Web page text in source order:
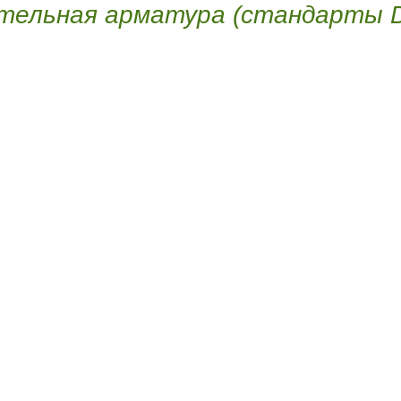
арматура (стандарты